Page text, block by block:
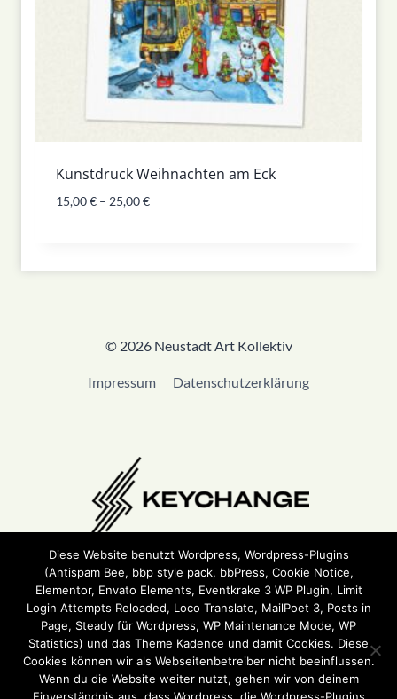
Kunstdruck Weihnachten am Eck
15,00€ – 25,00€
© 2026 Neustadt Art Kollektiv
Impressum Datenschutzerklärung
Wir sind Teil vonKeychange und haben einePledge
unterzeichnet.
Diese Website benutzt Wordpress, Wordpress-Plugins
(Antispam Bee, bbp style pack, bbPress, Cookie Notice,
Elementor, Envato Elements, Eventkrake 3 WP Plugin, Limit
Login Attempts Reloaded, Loco Translate, MailPoet 3, Posts in
Page, Steady für Wordpress, WP Maintenance Mode, WP
Statistics) und das Theme Kadence und damit Cookies. Diese
Cookies können wir als Webseitenbetreiber nicht beeinflussen.
Wenn du die Website weiter nutzt, gehen wir von deinem